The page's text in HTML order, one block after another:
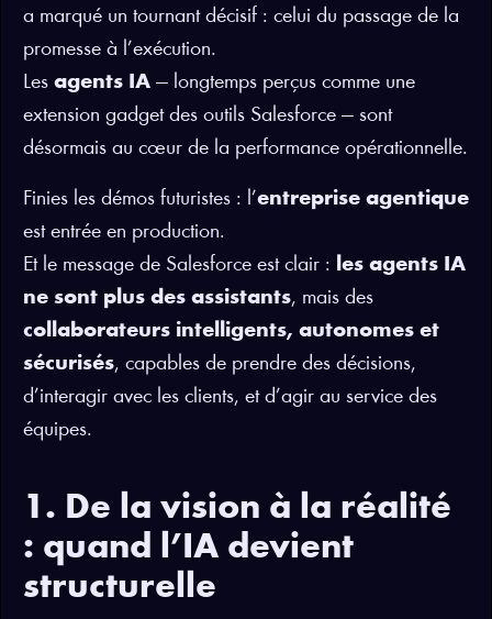
a marqué un tournant décisif : celui du passage de la
promesse à l’exécution.
Les agents IA — longtemps perçus comme une
extension gadget des outils Salesforce — sont
désormais au cœur de la performance opérationnelle.
Finies les démos futuristes : l’entreprise agentique
est entrée en production.
Et le message de Salesforce est clair : les agents IA
ne sont plus des assistants, mais des
collaborateurs intelligents, autonomes et
sécurisés, capables de prendre des décisions,
d’interagir avec les clients, et d’agir au service des
équipes.
1. De la vision à la réalité
: quand l’IA devient
structurelle